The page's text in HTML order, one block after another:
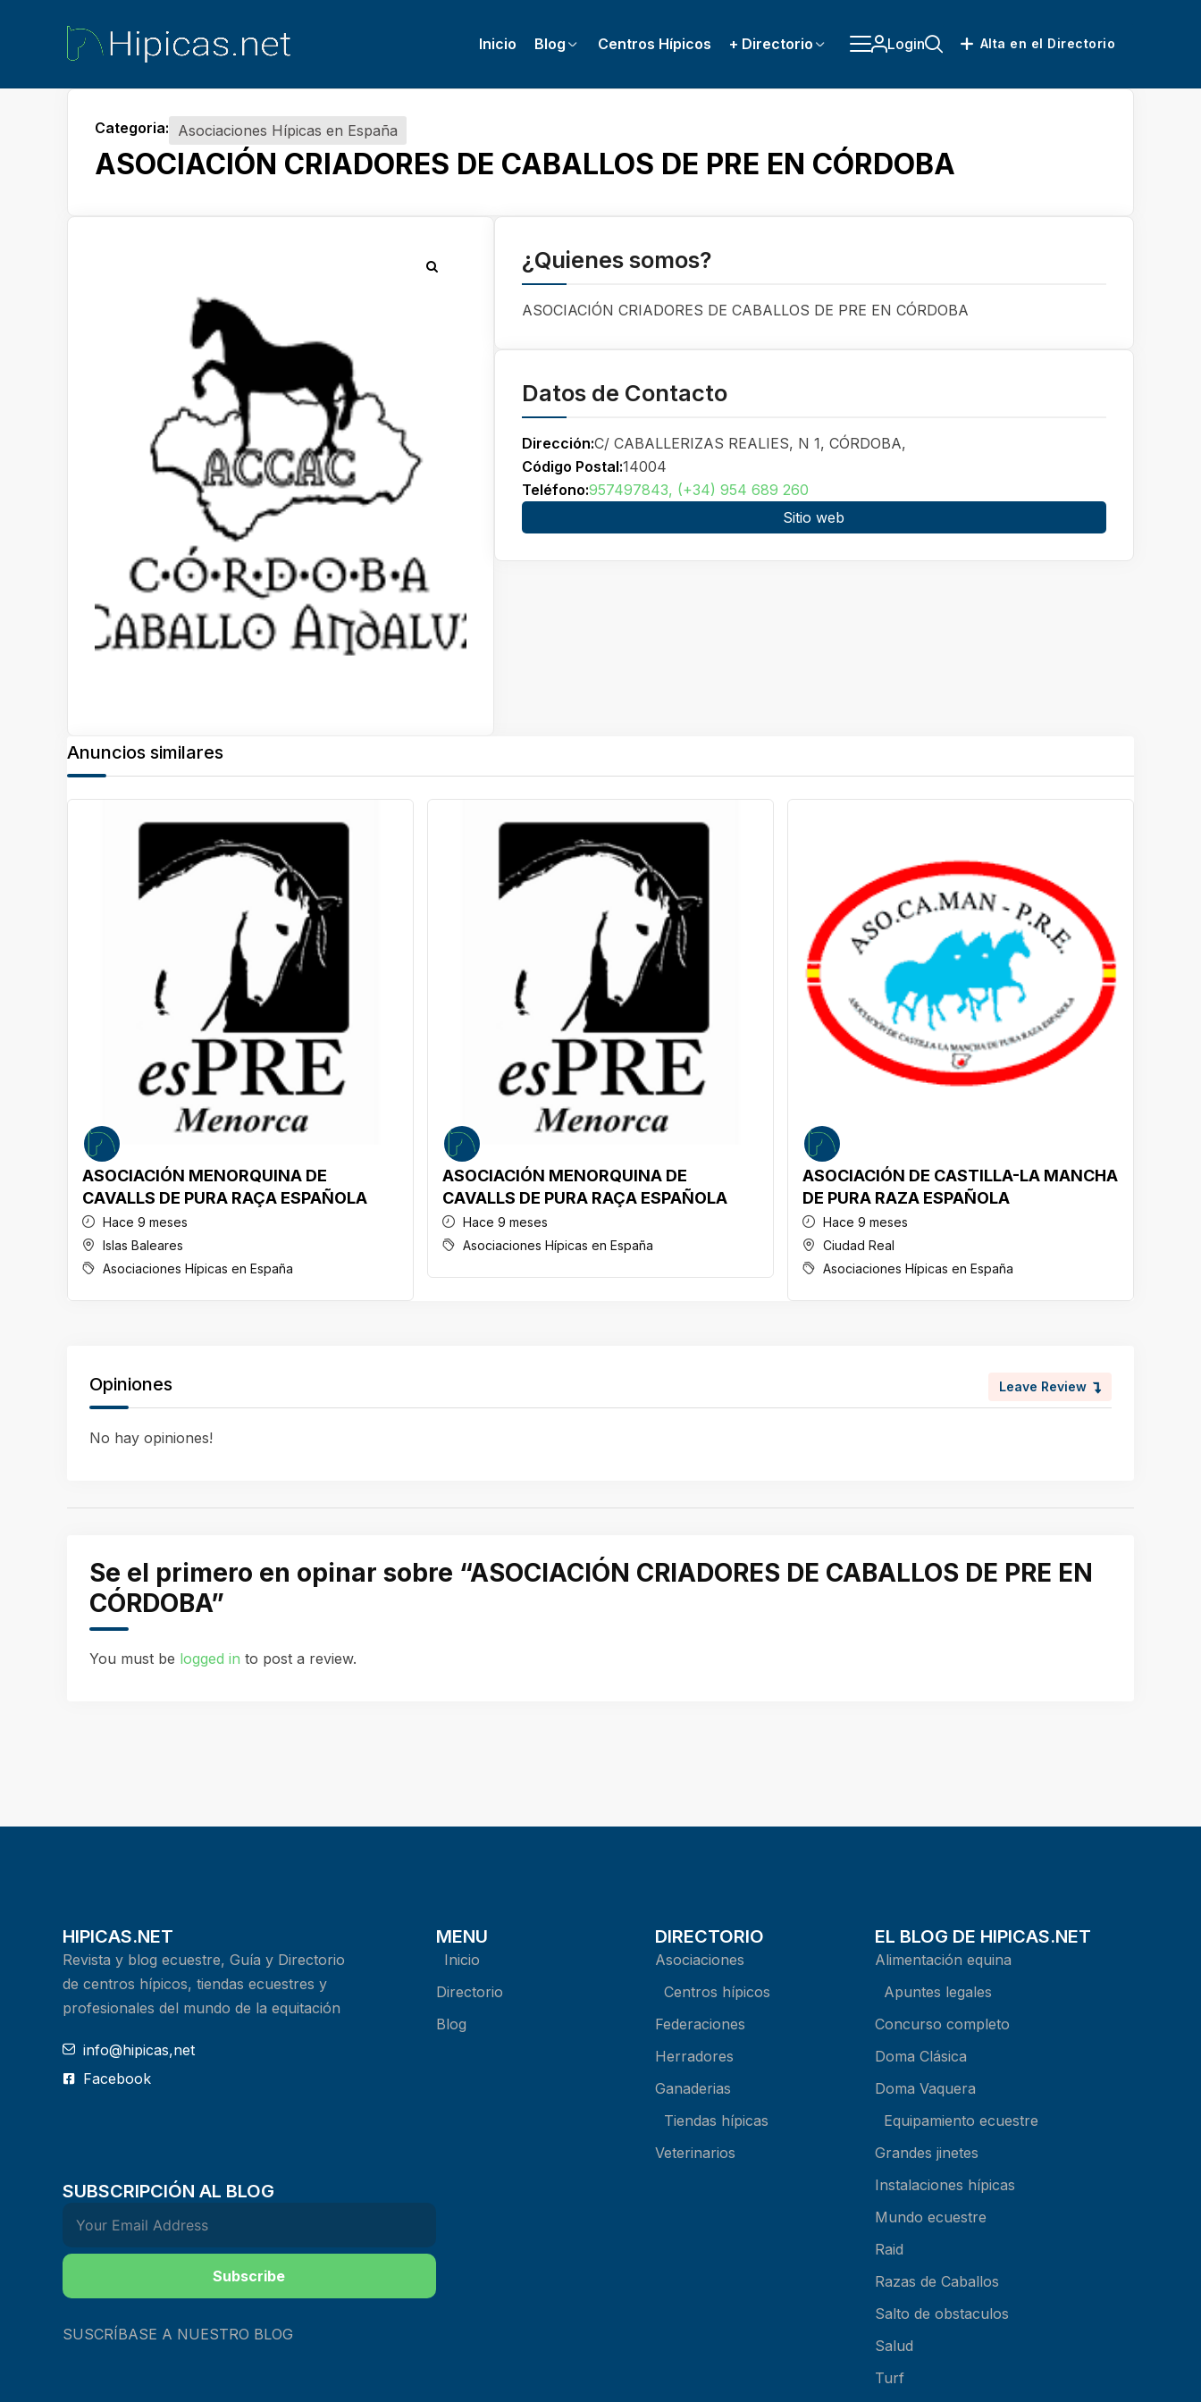
Inicio Blog Centros Hípicos + Directorio Login Alta en el Directorio
Categoria: Asociaciones Hípicas en España
ASOCIACIÓN CRIADORES DE CABALLOS DE PRE EN CÓRDOBA
¿Quienes somos?
ASOCIACIÓN CRIADORES DE CABALLOS DE PRE EN CÓRDOBA
Datos de Contacto
Dirección:C/ CABALLERIZAS REALIES, N 1, CÓRDOBA,
Código Postal:14004
Teléfono:957497843, (+34) 954 689 260
Sitio web
Anuncios similares
ASOCIACIÓN MENORQUINA DE
CAVALLS DE PURA RAÇA ESPAÑOLA
Hace 9 meses
Islas Baleares
Asociaciones Hípicas en España
ASOCIACIÓN MENORQUINA DE
CAVALLS DE PURA RAÇA ESPAÑOLA
Hace 9 meses
Asociaciones Hípicas en España
ASOCIACIÓN DE CASTILLA-LA MANCHA
DE PURA RAZA ESPAÑOLA
Hace 9 meses
Ciudad Real
Asociaciones Hípicas en España
Opiniones Leave Review
No hay opiniones!
Se el primero en opinar sobre “ASOCIACIÓN CRIADORES DE CABALLOS DE PRE EN
CÓRDOBA”
You must be logged in to post a review.
HIPICAS.NET
Revista y blog ecuestre, Guía y Directorio
de centros hípicos, tiendas ecuestres y
profesionales del mundo de la equitación
info@hipicas,net
Facebook
SUBSCRIPCIÓN AL BLOG
Subscribe
SUSCRÍBASE A NUESTRO BLOG
MENU
Inicio
Directorio
Blog
DIRECTORIO
Asociaciones
Centros hípicos
Federaciones
Herradores
Ganaderias
Tiendas hípicas
Veterinarios
EL BLOG DE HIPICAS.NET
Alimentación equina
Apuntes legales
Concurso completo
Doma Clásica
Doma Vaquera
Equipamiento ecuestre
Grandes jinetes
Instalaciones hípicas
Mundo ecuestre
Raid
Razas de Caballos
Salto de obstaculos
Salud
Turf